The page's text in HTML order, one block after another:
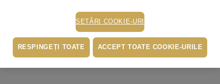
dermică (producţia de colagen şi elastină), iar al doilea asigură
o binemeritată relaxare a mușchilor faciali.
Gentleman
SETĂRI COOKIE-URI
RESPINGEȚI TOATE ACCEPT TOATE COOKIE-URILE